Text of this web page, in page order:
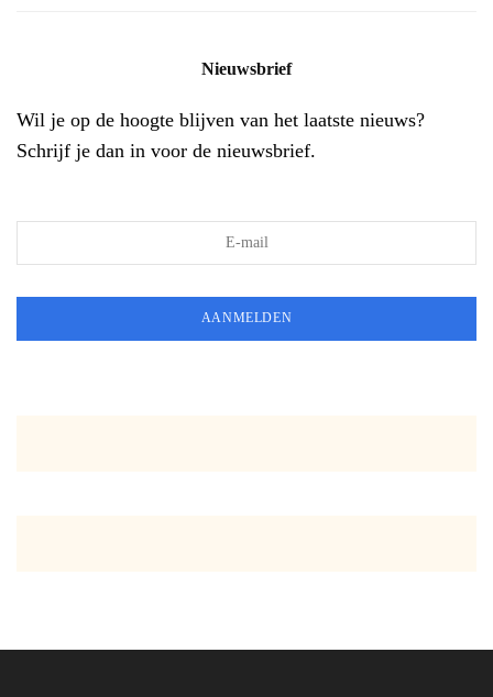
Nieuwsbrief
Wil je op de hoogte blijven van het laatste nieuws?
Schrijf je dan in voor de nieuwsbrief.